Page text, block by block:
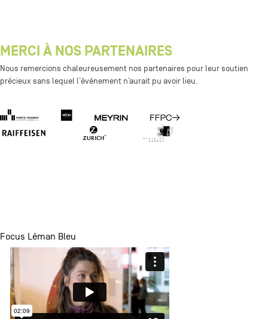
MERCI À NOS PARTENAIRES
Nous remercions chaleureusement nos partenaires pour leur soutien
précieux sans lequel l’événement n’aurait pu avoir lieu.
Focus Léman Bleu